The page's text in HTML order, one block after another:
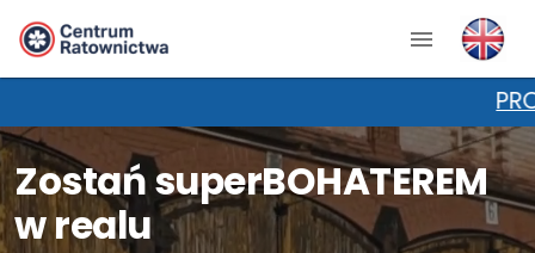
Zostań superBOHATEREM
w realu